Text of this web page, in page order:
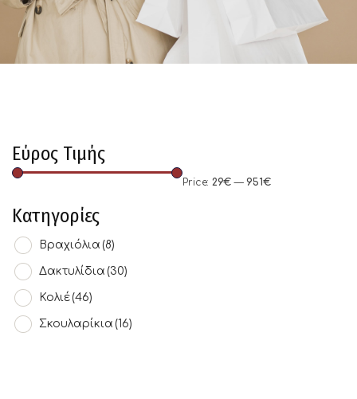
Εύρος Τιμής
Price: 29€ — 951€
Κατηγορίες
Βραχιόλια (8)
Δακτυλίδια (30)
Κολιέ (46)
Σκουλαρίκια (16)